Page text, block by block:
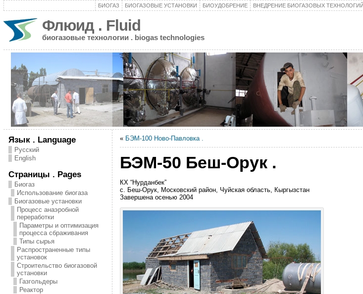
БИОГАЗ БИОГАЗОВЫЕ УСТАНОВКИ БИОУДОБРЕНИЕ ВНЕДРЕНИЕ БИОГАЗОВЫХ ТЕХНОЛОГИЙ
Флюид . Fluid
биогазовые технологии . biogas technologies
Язык . Language
Русский
English
Страницы . Pages
Биогаз
Использование биогаза
Биогазовые установки
Процесс анаэробной
переработки
Параметры и оптимизация
процесса сбраживания
Типы сырья
Распространенные типы
установок
Строительство биогазовой
установки
Газгольдеры
Реактор
« БЭМ-100 Ново-Павловка .
БЭМ-50 Беш-Орук .
КХ “Нурданбек”
с. Беш-Орук, Московский район, Чуйская область, Кыргызстан
Завершена осенью 2004